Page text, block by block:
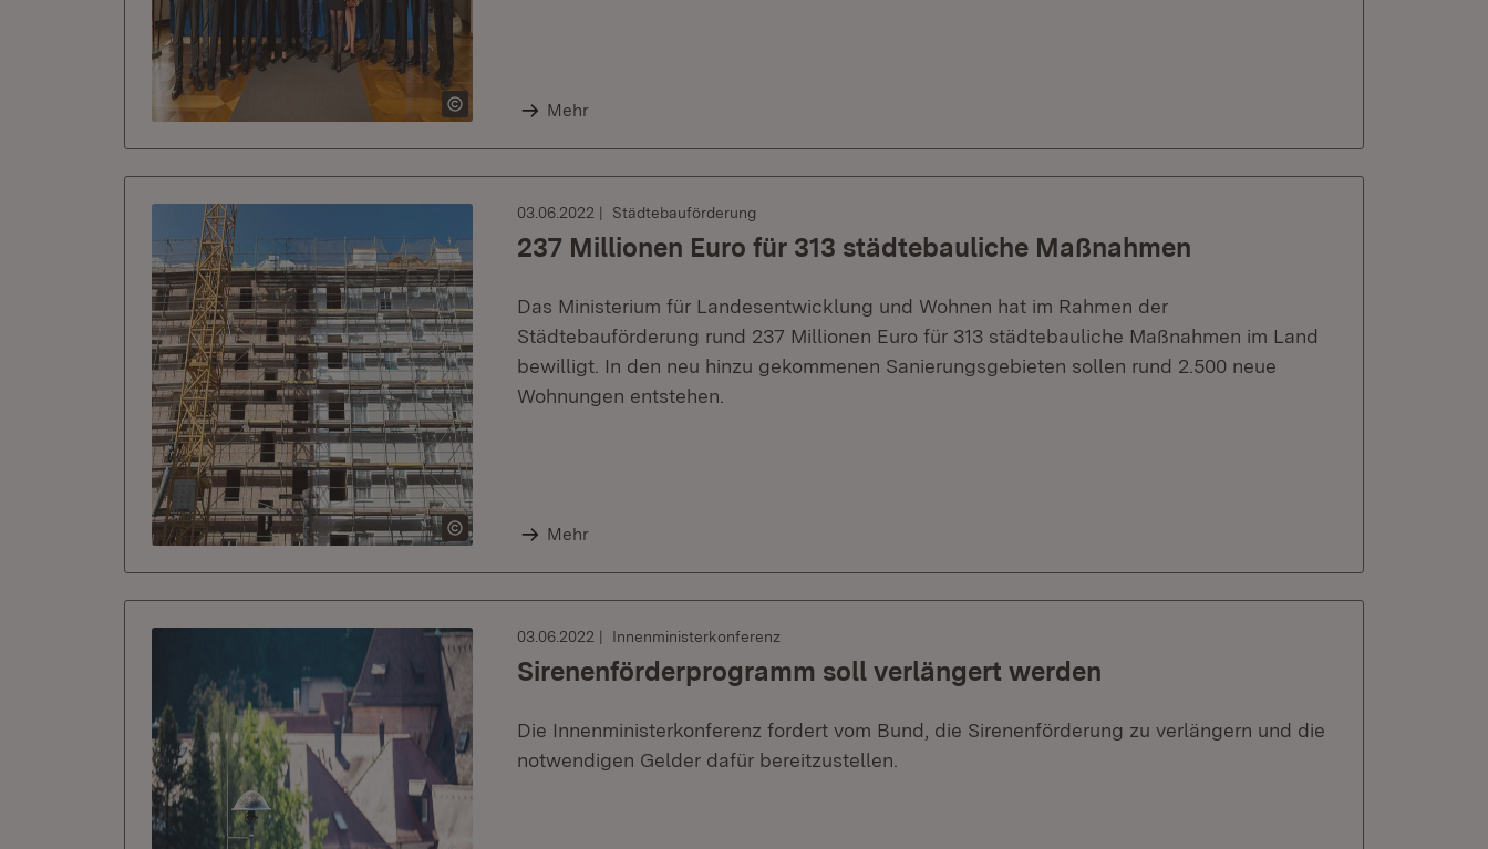
Mehr
03.06.2022 Städtebauförderung
237 Millionen Euro für 313 städtebauliche Maßnahmen
Das Ministerium für Landesentwicklung und Wohnen hat im Rahmen der
Städtebauförderung rund 237 Millionen Euro für 313 städtebauliche Maßnahmen im Land
bewilligt. In den neu hinzu gekommenen Sanierungsgebieten sollen rund 2.500 neue
Wohnungen entstehen.
Mehr
03.06.2022 Innenministerkonferenz
Sirenenförderprogramm soll verlängert werden
Die Innenministerkonferenz fordert vom Bund, die Sirenenförderung zu verlängern und die
notwendigen Gelder dafür bereitzustellen.